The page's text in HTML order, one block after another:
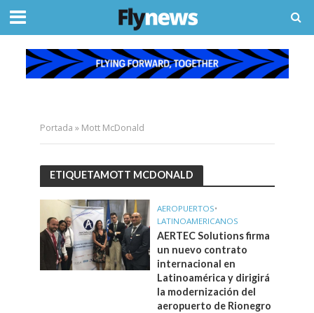
Portada » Mott McDonald
ETIQUETAMOTT MCDONALD
AEROPUERTOS•
LATINOAMERICANOS
AERTEC Solutions firma
un nuevo contrato
internacional en
Latinoamérica y dirigirá
la modernización del
aeropuerto de Rionegro